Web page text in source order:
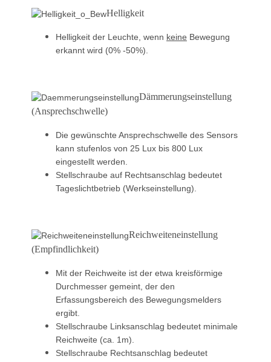
Helligkeit
Helligkeit der Leuchte, wenn keine Bewegung
erkannt wird (0% -50%).
Dämmerungseinstellung
(Ansprechschwelle)
Die gewünschte Ansprechschwelle des Sensors
kann stufenlos von 25 Lux bis 800 Lux
eingestellt werden.
Stellschraube auf Rechtsanschlag bedeutet
Tageslichtbetrieb (Werkseinstellung).
Reichweiteneinstellung
(Empfindlichkeit)
Mit der Reichweite ist der etwa kreisförmige
Durchmesser gemeint, der den
Erfassungsbereich des Bewegungsmelders
ergibt.
Stellschraube Linksanschlag bedeutet minimale
Reichweite (ca. 1m).
Stellschraube Rechtsanschlag bedeutet